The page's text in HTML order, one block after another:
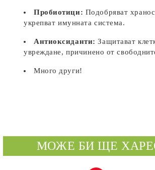
Пробиотици: Подобряват
укрепват имунната система.
Антиоксиданти: Защитават
увреждане, причинено от
Много други!
МОЖЕ БИ ЩЕ